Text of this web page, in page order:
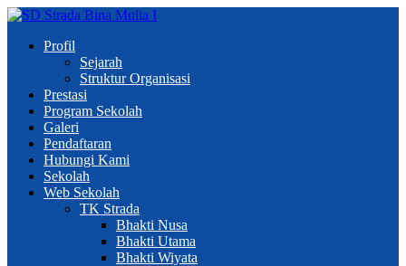
Profil
Sejarah
Struktur Organisasi
Prestasi
Program Sekolah
Galeri
Pendaftaran
Hubungi Kami
Sekolah
Web Sekolah
TK Strada
Bhakti Nusa
Bhakti Utama
Bhakti Wiyata